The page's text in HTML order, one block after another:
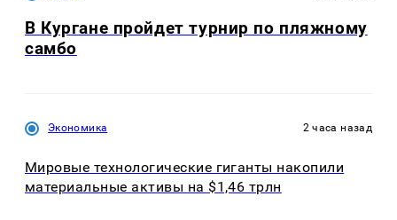
В Кургане пройдет турнир по пляжному
самбо
Экономика 2 часа назад
Мировые технологические гиганты накопили
материальные активы на $1,46 трлн